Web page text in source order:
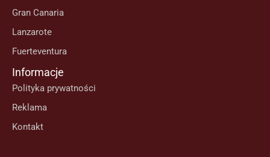
Gran Canaria
Lanzarote
Fuerteventura
Informacje
Polityka prywatności
Reklama
Kontakt